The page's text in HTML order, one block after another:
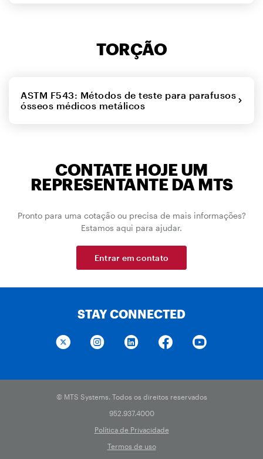
TORÇÃO
ASTM F543: Métodos de teste para parafusos
ósseos médicos metálicos
CONTATE HOJE UM
REPRESENTANTE DA MTS
Pronto para uma cotação ou precisa de mais informações?
Estamos aqui para ajudar.
Entrar em contato
STAY CONNECTED
© MTS Systems. Todos os direitos reservados
952.937.4000
Política de Privacidade
Termos de uso